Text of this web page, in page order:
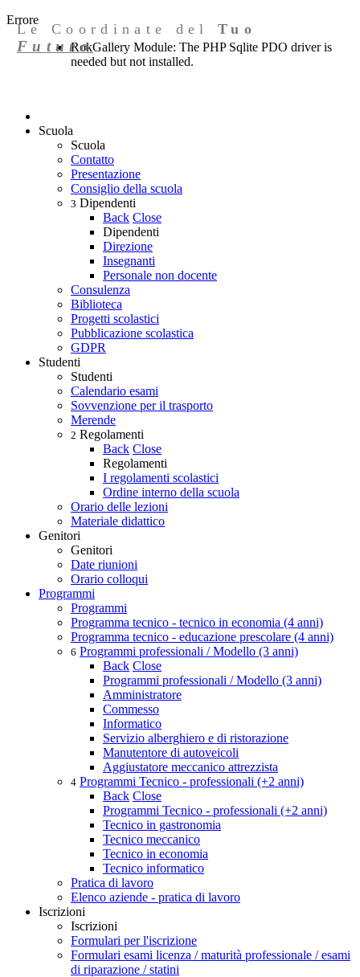
Errore
RokGallery Module: The PHP Sqlite PDO driver is
needed but not installed.
Le Coordinate delTuo
Futuro
Scuola
Scuola
Contatto
Presentazione
Consiglio della scuola
3 Dipendenti
Back Close
Dipendenti
Direzione
Insegnanti
Personale non docente
Consulenza
Biblioteca
Progetti scolastici
Pubblicazione scolastica
GDPR
Studenti
Studenti
Calendario esami
Sovvenzione per il trasporto
Merende
2 Regolamenti
Back Close
Regolamenti
I regolamenti scolastici
Ordine interno della scuola
Orario delle lezioni
Materiale didattico
Genitori
Genitori
Date riunioni
Orario colloqui
Programmi
Programmi
Programma tecnico - tecnico in economia (4 anni)
Programma tecnico - educazione prescolare (4 anni)
6 Programmi professionali / Modello (3 anni)
Back Close
Programmi professionali / Modello (3 anni)
Amministratore
Commesso
Informatico
Servizio alberghiero e di ristorazione
Manutentore di autoveicoli
Aggiustatore meccanico attrezzista
4 Programmi Tecnico - professionali (+2 anni)
Back Close
Programmi Tecnico - professionali (+2 anni)
Tecnico in gastronomia
Tecnico meccanico
Tecnico in economia
Tecnico informatico
Pratica di lavoro
Elenco aziende - pratica di lavoro
Iscrizioni
Iscrizioni
Formulari per l'iscrizione
Formulari esami licenza / maturità professionale / esami
di riparazione / statini